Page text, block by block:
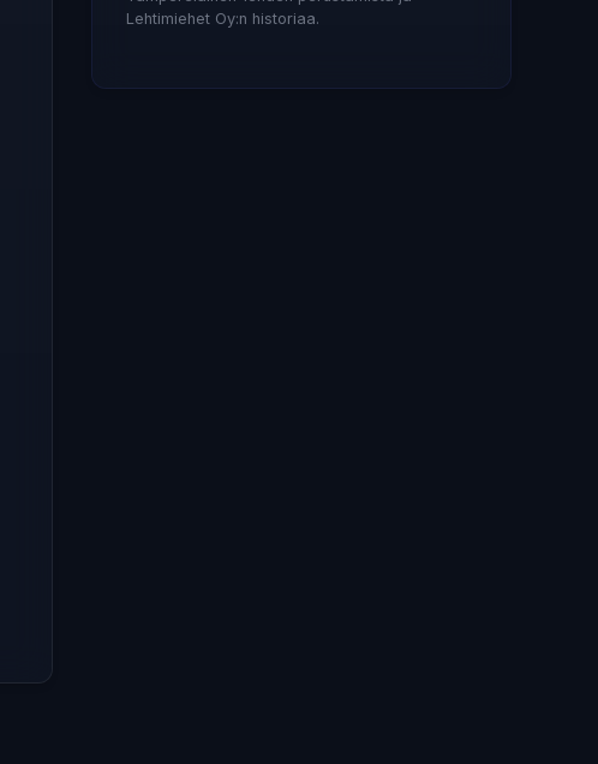
Lehtimiehet Oy:n historiaa.